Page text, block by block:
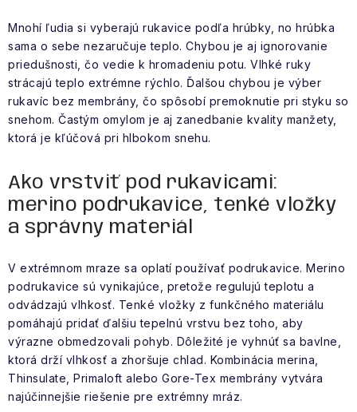
Mnohí ľudia si vyberajú rukavice podľa hrúbky, no hrúbka
sama o sebe nezaručuje teplo. Chybou je aj ignorovanie
priedušnosti, čo vedie k hromadeniu potu. Vlhké ruky
strácajú teplo extrémne rýchlo. Ďalšou chybou je výber
rukavíc bez membrány, čo spôsobí premoknutie pri styku so
snehom. Častým omylom je aj zanedbanie kvality manžety,
ktorá je kľúčová pri hlbokom snehu.
Ako vrstviť pod rukavicami:
merino podrukavice, tenké vložky
a správny materiál
V extrémnom mraze sa oplatí používať podrukavice. Merino
podrukavice sú vynikajúce, pretože regulujú teplotu a
odvádzajú vlhkosť. Tenké vložky z funkčného materiálu
pomáhajú pridať ďalšiu tepelnú vrstvu bez toho, aby
výrazne obmedzovali pohyb. Dôležité je vyhnúť sa bavlne,
ktorá drží vlhkosť a zhoršuje chlad. Kombinácia merina,
Thinsulate, Primaloft alebo Gore-Tex membrány vytvára
najúčinnejšie riešenie pre extrémny mráz.